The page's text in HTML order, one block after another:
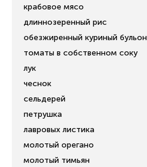
крабовое мясо
длиннозеренный рис
обезжиренный куриный бульон
томаты в собственном соку
лук
чеснок
сельдерей
петрушка
лавровых листика
молотый орегано
молотый тимьян